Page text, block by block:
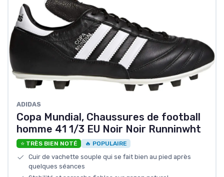
ADIDAS
Copa Mundial, Chaussures de football
homme 41 1/3 EU Noir Noir Runninwht
⭐ TRÈS BIEN NOTÉ 🔥 POPULAIRE
Cuir de vachette souple qui se fait bien au pied après
quelques séances